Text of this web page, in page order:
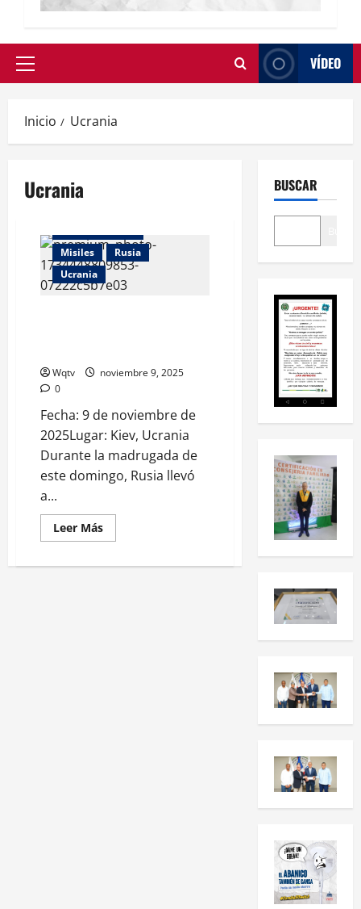
VÍDEO
Inicio Ucrania
Ucrania
Misiles
Rusia
Ucrania
Wqtv
noviembre 9, 2025
0
Fecha: 9 de noviembre de
2025Lugar: Kiev, Ucrania
Durante la madrugada de
este domingo, Rusia llevó
a...
Leer Más
BUSCAR